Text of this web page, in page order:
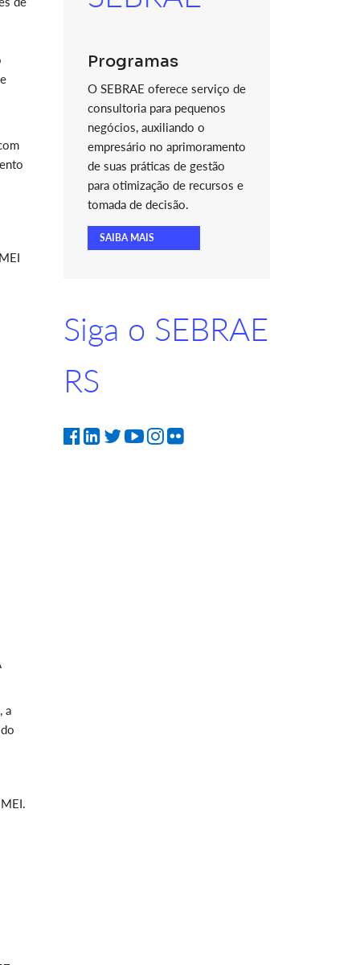
a
Programas
O SEBRAE oferece serviço de
consultoria para pequenos
negócios, auxiliando o
empresário no aprimoramento
de suas práticas de gestão
para otimização de recursos e
tomada de decisão.
SAIBA MAIS
Siga o SEBRAE
RS